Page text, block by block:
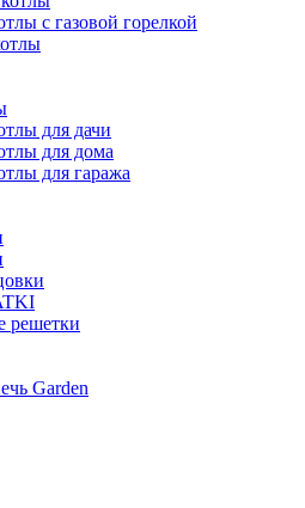
с газовой горелкой
для дачи
для дома
для гаража
решетки
Garden